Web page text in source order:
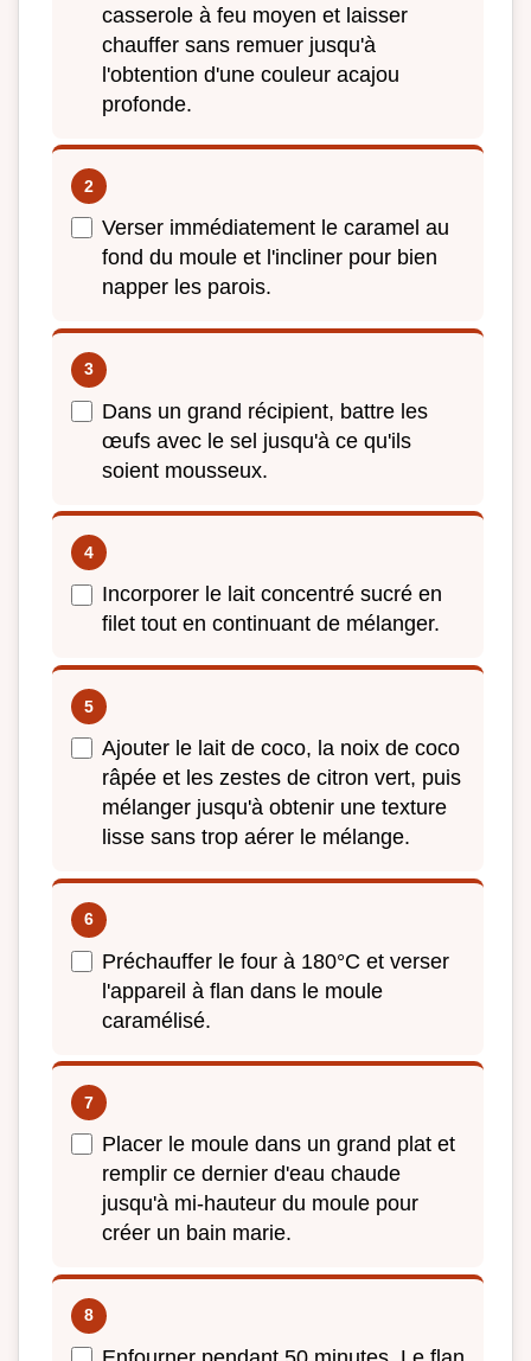
casserole à feu moyen et laisser
chauffer sans remuer jusqu'à
l'obtention d'une couleur acajou
profonde.
Verser immédiatement le caramel au
fond du moule et l'incliner pour bien
napper les parois.
Dans un grand récipient, battre les
œufs avec le sel jusqu'à ce qu'ils
soient mousseux.
Incorporer le lait concentré sucré en
filet tout en continuant de mélanger.
Ajouter le lait de coco, la noix de coco
râpée et les zestes de citron vert, puis
mélanger jusqu'à obtenir une texture
lisse sans trop aérer le mélange.
Préchauffer le four à 180°C et verser
l'appareil à flan dans le moule
caramélisé.
Placer le moule dans un grand plat et
remplir ce dernier d'eau chaude
jusqu'à mi-hauteur du moule pour
créer un bain marie.